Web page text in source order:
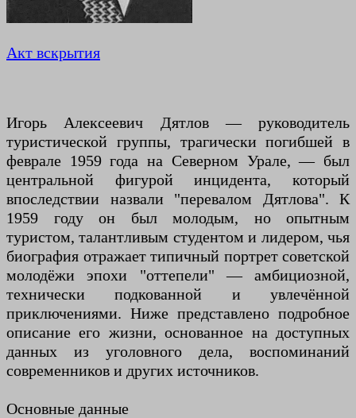
Акт вскрытия
Игорь Алексеевич Дятлов — руководитель
туристической группы, трагически погибшей в
феврале 1959 года на Северном Урале, — был
центральной фигурой инцидента, который
впоследствии назвали "перевалом Дятлова". К
1959 году он был молодым, но опытным
туристом, талантливым студентом и лидером, чья
биография отражает типичный портрет советской
молодёжи эпохи "оттепели" — амбициозной,
технически подкованной и увлечённой
приключениями. Ниже представлено подробное
описание его жизни, основанное на доступных
данных из уголовного дела, воспоминаний
современников и других источников.
Основные данные